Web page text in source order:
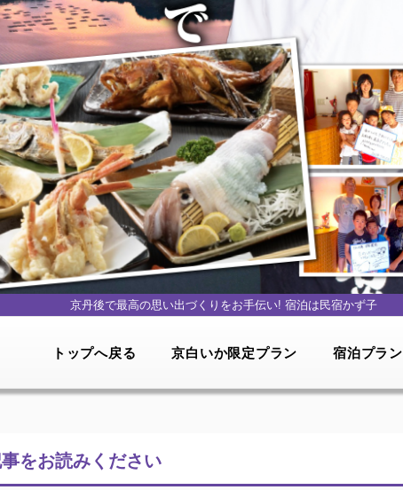
京丹後で最高の思い出づくりをお手伝い! 宿泊は民宿かず子
トップへ戻る 京白いか限定プラン 宿泊プラン
をお読みください